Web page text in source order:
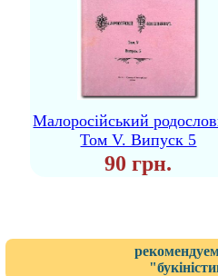
Малоросійський
Том V. Випуск 5
90 грн.